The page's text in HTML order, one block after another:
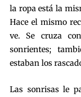
la ropa está la
Hace el mismo
ve. Se cruza
sonrientes;
estaban los
Las sonrisas le